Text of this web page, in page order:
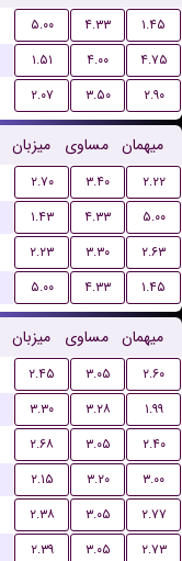
۵.۰۰ ۴.۳۳
۱.۴۵
۱.۵۱ ۴.۰۰
۴.۷۵
۲.۰۷ ۳.۵۰ ۲.۹۰
میزبان مساوی میهمان
۲.۷۰ ۳.۴۰
۲.۲۲
۱.۴۳ ۴.۳۳
۵.۰۰
۲.۲۳ ۳.۳۰
۲.۶۳
۵.۰۰ ۴.۳۳ ۱.۴۵
میزبان مساوی میهمان
۲.۴۵ ۳.۰۵
۲.۶۰
۳.۳۰ ۳.۲۸
۱.۹۹
۲.۶۸ ۳.۰۵
۲.۴۰
۲.۱۵ ۳.۲۰
۳.۰۰
۲.۳۸ ۳.۰۵
۲.۷۷
۲.۳۹ ۳.۰۵
۲.۷۳